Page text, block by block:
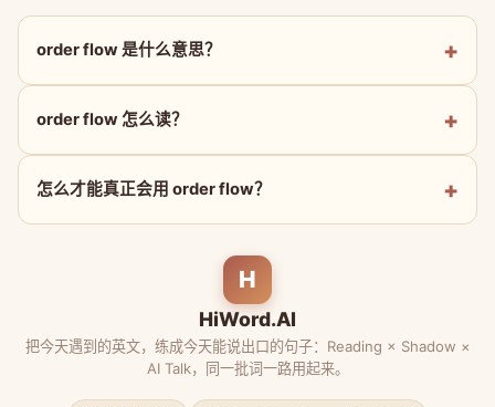
order flow 是什么意思？
order flow 怎么读？
怎么才能真正会用 order flow？
H
HiWord.AI
把今天遇到的英文，练成今天能说出口的句子：Reading × Shadow ×
AI Talk，同一批词一路用起来。